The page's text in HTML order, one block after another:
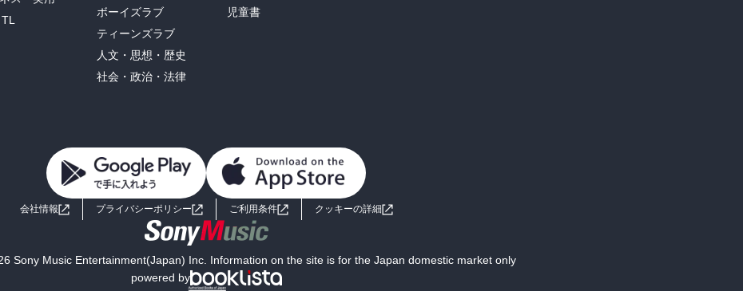
TL
ボーイズラブ
ティーンズラブ
人文・思想・歴史
社会・政治・法律
児童書
会社情報 プライバシーポリシー ご利用条件 クッキーの詳細
Sony Music Entertainment(Japan) Inc. Information on the site is for the Japan domestic market only
powered by